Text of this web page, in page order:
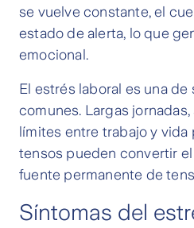
se vuelve constante, el
estado de alerta, lo que
emocional.
El estrés laboral es una de
comunes. Largas
límites entre trabajo y
tensos pueden convertir el
fuente permanente de
Síntomas del